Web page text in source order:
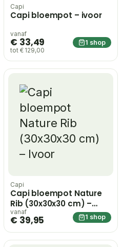
Capi
Capi bloempot – ivoor
vanaf
€ 33,49
tot € 129,00
1 shop
Capi
Capi bloempot Nature
Rib (30x30x30 cm) –
Ivoor
vanaf
€ 39,95 1 shop